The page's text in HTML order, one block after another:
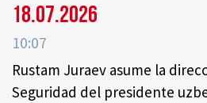
18.07.2026
10:07
Rustam Juraev asume la
Seguridad del presidente